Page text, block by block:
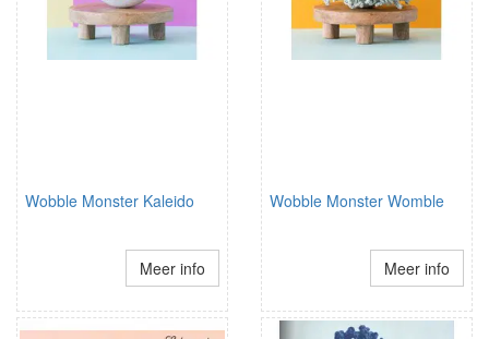
Wobble Monster Kaleido
Meer info
Wobble Monster Womble
Meer info